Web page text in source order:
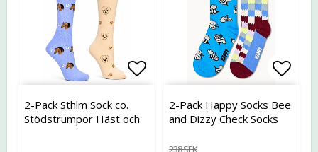
Lägg till i favoritlistan
2-Pack Sthlm Sock co.
Stödstrumpor Häst och
2-Pack Happy Socks Bee
and Dizzy Check Socks
238 SEK